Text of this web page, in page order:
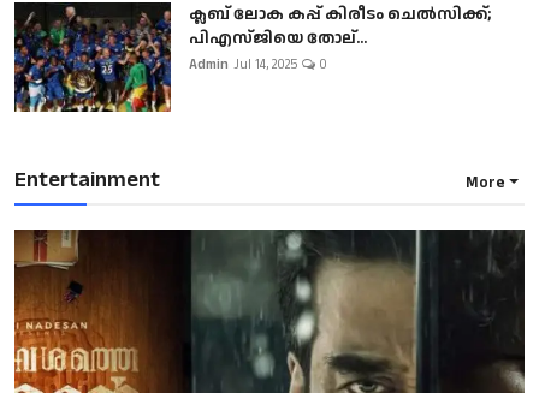
ക്ലബ് ലോക കപ്പ് കിരീടം ചെല്‍സിക്ക്;
പിഎസ്ജിയെ തോല്...
Admin Jul 14, 2025 0
Entertainment More